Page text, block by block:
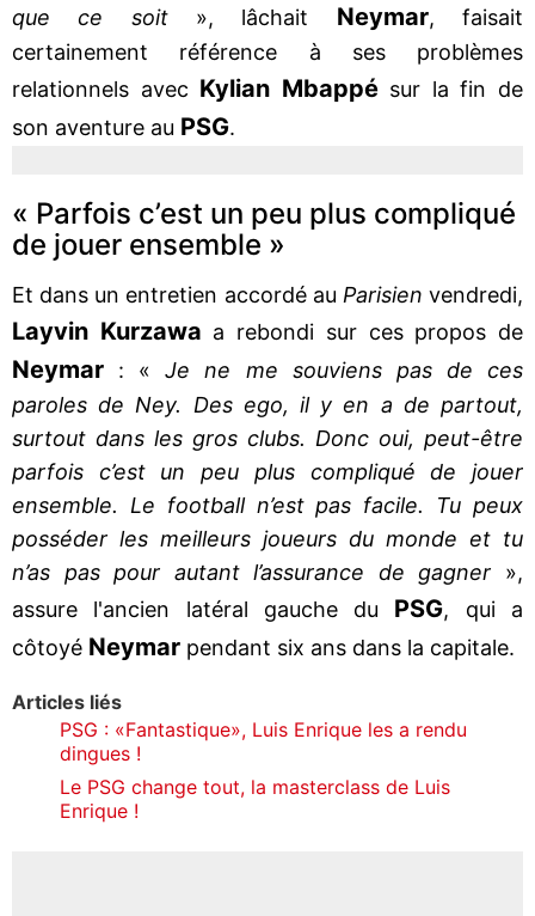
que ce soit», lâchait Neymar, faisait
certainement référence à ses problèmes
relationnels avec Kylian Mbappésur la fin de
son aventure au PSG.
« Parfois c’est un peu plus compliqué
de jouer ensemble »
Et dans un entretien accordé au Parisien vendredi,
Layvin Kurzawa a rebondi sur ces propos de
Neymar : «Je ne me souviens pas de ces
paroles de Ney. Des ego, il y en a de partout,
surtout dans les gros clubs. Donc oui, peut-être
parfois c’est un peu plus compliqué de jouer
ensemble. Le football n’est pas facile. Tu peux
posséder les meilleurs joueurs du monde et tu
n’as pas pour autant l’assurance de gagner »,
assure l'ancien latéral gauche du PSG, qui a
côtoyé Neymar pendant six ans dans la capitale.
Articles liés
PSG : «Fantastique», Luis Enrique les a rendu
dingues !
Le PSG change tout, la masterclass de Luis
Enrique !